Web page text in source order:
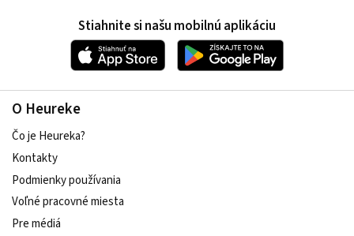
O Heureke
Čo je Heureka?
Kontakty
Podmienky používania
Voľné pracovné miesta
Pre médiá
Stiahnite si našu mobilnú aplikáciu